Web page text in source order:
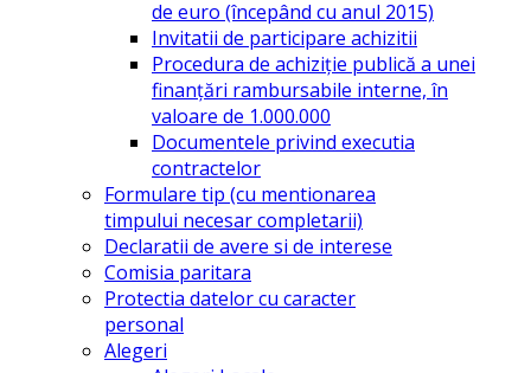
de euro (începând cu anul 2015)
Invitatii de participare achizitii
Procedura de achiziție publică a unei
finanțări rambursabile interne, în
valoare de 1.000.000
Documentele privind executia
contractelor
Formulare tip (cu mentionarea
timpului necesar completarii)
Declaratii de avere si de interese
Comisia paritara
Protectia datelor cu caracter
personal
Alegeri